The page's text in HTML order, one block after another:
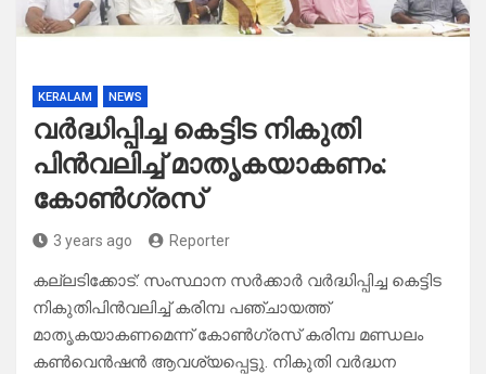
KERALAM NEWS
വർദ്ധിപ്പിച്ച കെട്ടിട നികുതി
പിൻവലിച്ച് മാതൃകയാകണം:
കോൺഗ്രസ്
3 years ago Reporter
കല്ലടിക്കോട്: സംസ്ഥാന സർക്കാർ വർദ്ധിപ്പിച്ച കെട്ടിട
നികുതിപിൻവലിച്ച് കരിമ്പ പഞ്ചായത്ത്
മാതൃകയാകണമെന്ന് കോൺഗ്രസ് കരിമ്പ മണ്ഡലം
കൺവെൻഷൻ ആവശ്യപ്പെട്ടു. നികുതി വർദ്ധന